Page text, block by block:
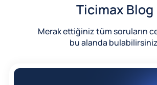
Ticimax Blog
Merak ettiğiniz tüm soruların
bu alanda